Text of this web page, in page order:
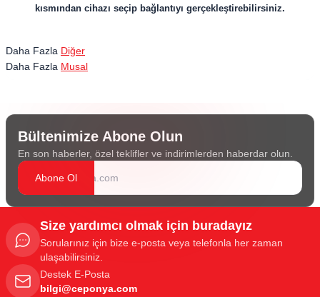
kısmından cihazı seçip bağlantıyı gerçekleştirebilirsiniz.
Daha Fazla Diğer
Daha Fazla Musal
Bültenimize Abone Olun
En son haberler, özel teklifler ve indirimlerden haberdar olun.
Abone Ol
Size yardımcı olmak için buradayız
Sorularınız için bize e-posta veya telefonla her zaman
ulaşabilirsiniz.
Destek E-Posta
bilgi@ceponya.com